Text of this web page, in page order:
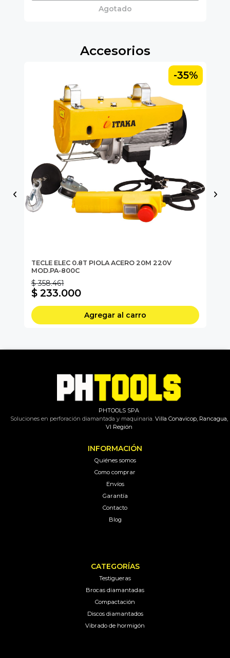
Agotado
Accesorios
-35%
TECLE ELEC 0.8T PIOLA ACERO 20M 220V
MOD.PA-800C
$ 358.461
$ 233.000
Agregar al carro
PHTOOLS SPA
Soluciones en perforación diamantada y maquinaria.Villa Conavicop, Rancagua,
VI Región
INFORMACIÓN
Quiénes somos
Como comprar
Envíos
Garantía
Contacto
Blog
CATEGORÍAS
Testigueras
Brocas diamantadas
Compactación
Discos diamantados
Vibrado de hormigón